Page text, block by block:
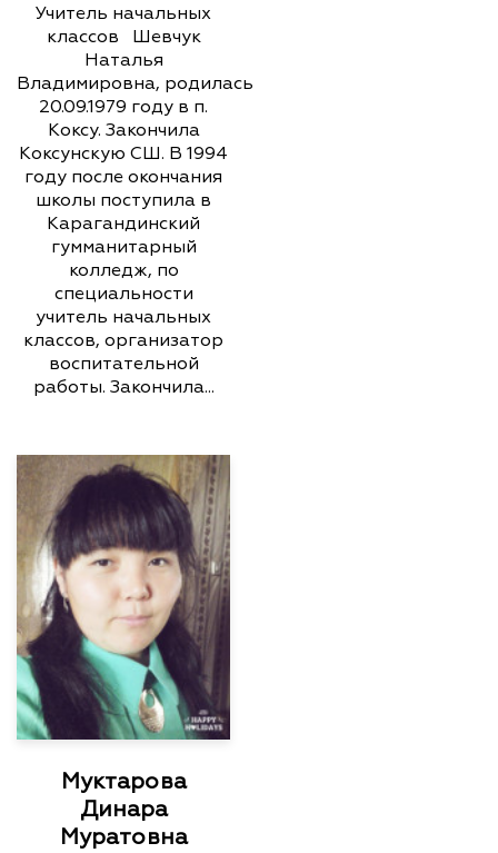
Учитель начальных
классов Шевчук
Наталья
Владимировна, родилась
20.09.1979 году в п.
Коксу. Закончила
Коксунскую СШ. В 1994
году после окончания
школы поступила в
Карагандинский
гумманитарный
колледж, по
специальности
учитель начальных
классов, организатор
воспитательной
работы. Закончила...
Муктарова
Динара
Муратовна